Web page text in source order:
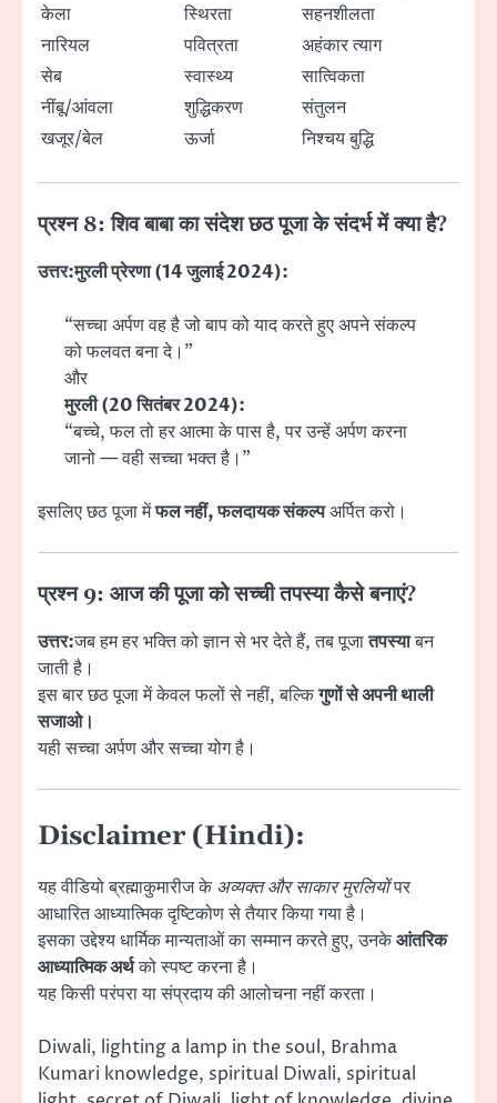
केला
स्थिरता
सहनशीलता
नारियल
पवित्रता
अहंकार त्याग
सेब
स्वास्थ्य
सात्विकता
नींबू/आंवला
शुद्धिकरण
संतुलन
खजूर/बेल
ऊर्जा निश्चय बुद्धि
प्रश्न 8: शिव बाबा का संदेश छठ पूजा के संदर्भ में क्या है?
उत्तर:मुरली प्रेरणा (14 जुलाई 2024):
“सच्चा अर्पण वह है जो बाप को याद करते हुए अपने संकल्प
को फलवत बना दे।”
और
मुरली (20 सितंबर 2024):
“बच्चे, फल तो हर आत्मा के पास है, पर उन्हें अर्पण करना
जानो — वही सच्चा भक्त है।”
इसलिए छठ पूजा मेंफल नहीं, फलदायक संकल्पअर्पित करो।
प्रश्न 9: आज की पूजा को सच्ची तपस्या कैसे बनाएं?
उत्तर:जब हम हर भक्ति को ज्ञान से भर देते हैं, तब पूजातपस्याबन
जाती है।
इस बार छठ पूजा में केवल फलों से नहीं, बल्किगुणों से अपनी थाली
सजाओ।
यही सच्चा अर्पण और सच्चा योग है।
Disclaimer (Hindi):
यह वीडियो ब्रह्माकुमारीज के अव्यक्त और साकार मुरलियोंपर
आधारित आध्यात्मिक दृष्टिकोण से तैयार किया गया है।
इसका उद्देश्य धार्मिक मान्यताओं का सम्मान करते हुए, उनकेआंतरिक
आध्यात्मिक अर्थको स्पष्ट करना है।
यह किसी परंपरा या संप्रदाय की आलोचना नहीं करता।
Diwali, lighting a lamp in the soul, Brahma
Kumari knowledge, spiritual Diwali, spiritual